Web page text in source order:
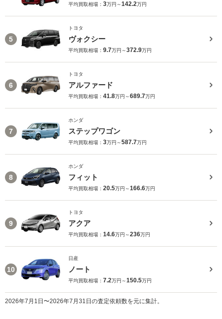
平均買取相場： 3万円～142.2万円
5
トヨタ
ヴォクシー
平均買取相場： 9.7万円～372.9万円
6
トヨタ
アルファード
平均買取相場： 41.8万円～689.7万円
7
ホンダ
ステップワゴン
平均買取相場： 3万円～587.7万円
8
ホンダ
フィット
平均買取相場： 20.5万円～166.6万円
9
トヨタ
アクア
平均買取相場： 14.6万円～236万円
10
日産
ノート
平均買取相場： 7.2万円～150.5万円
2026年7月1日〜2026年7月31日の査定依頼数を元に集計。